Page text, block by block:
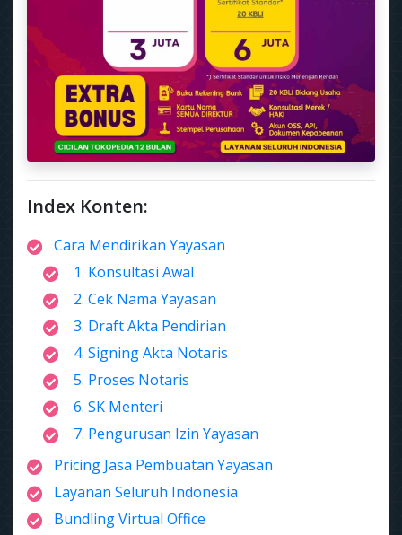
Index Konten:
Cara Mendirikan Yayasan
1. Konsultasi Awal
2. Cek Nama Yayasan
3. Draft Akta Pendirian
4. Signing Akta Notaris
5. Proses Notaris
6. SK Menteri
7. Pengurusan Izin Yayasan
Pricing Jasa Pembuatan Yayasan
Layanan Seluruh Indonesia
Bundling Virtual Office